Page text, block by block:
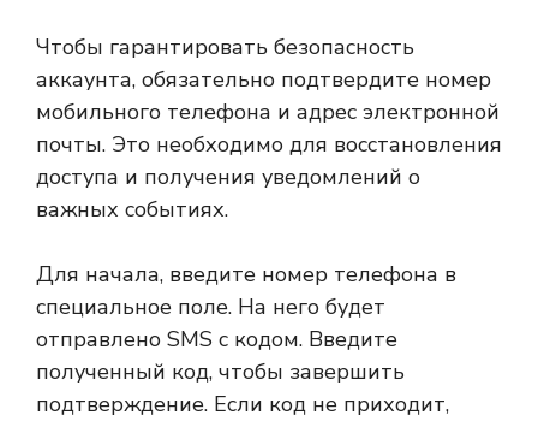
Чтобы гарантировать безопасность
аккаунта, обязательно подтвердите номер
мобильного телефона и адрес электронной
почты. Это необходимо для восстановления
доступа и получения уведомлений о
важных событиях.
Для начала, введите номер телефона в
специальное поле. На него будет
отправлено SMS с кодом. Введите
полученный код, чтобы завершить
подтверждение. Если код не приходит,